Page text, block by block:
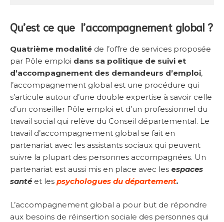
Qu’est ce que l’accompagnement global ?
Quatrième modalité de l’offre de services proposée
par Pôle emploi dans sa politique de suivi et
d’accompagnement des demandeurs d’emploi,
l’accompagnement global est une procédure qui
s’articule autour d’une double expertise à savoir celle
d’un conseiller Pôle emploi et d’un professionnel du
travail social qui relève du Conseil départemental. Le
travail d’accompagnement global se fait en
partenariat avec les assistants sociaux qui peuvent
suivre la plupart des personnes accompagnées. Un
partenariat est aussi mis en place avec les espaces
santé et les psychologues du département.
L’accompagnement global a pour but de répondre
aux besoins de réinsertion sociale des personnes qui